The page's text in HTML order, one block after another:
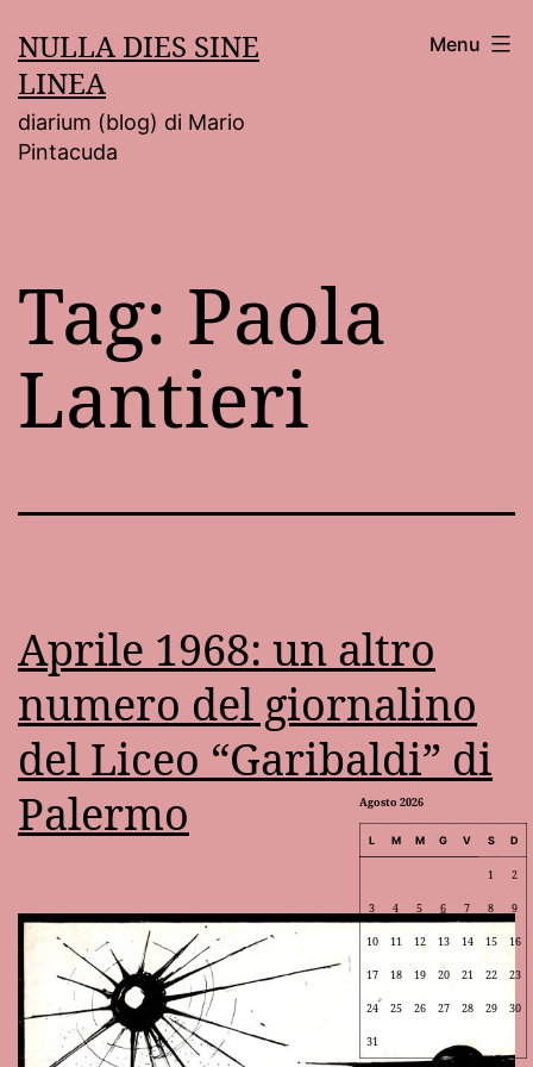
al
contenuto
NULLA DIES SINE
LINEA
diarium (blog) di Mario
Pintacuda
Menu
Tag: Paola
Lantieri
Aprile 1968: un altro
numero del giornalino
del Liceo “Garibaldi” di
Palermo
Agosto 2026
L M M G V S D
1 2
3 4 5 6 7 8 9
10 11 12 13 14 15 16
17 18 19 20 21 22 23
24 25 26 27 28 29 30
31